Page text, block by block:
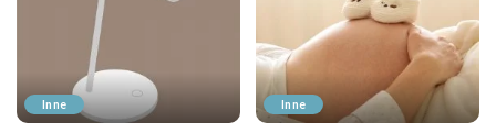
Inne Inne